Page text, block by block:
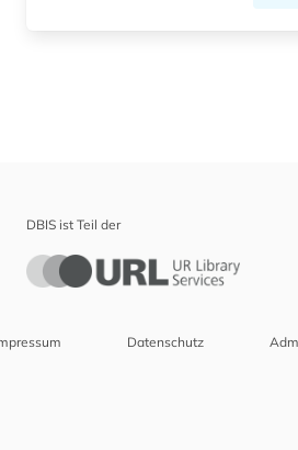
DBIS ist Teil der
Datenschutz